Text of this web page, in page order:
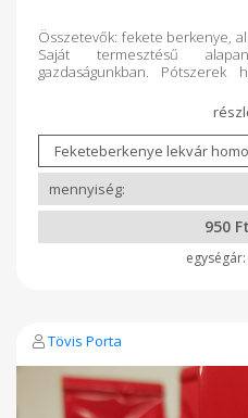
Összetevők: fekete berkenye,
Saját termesztésű
gazdaságunkban. Pótszerek
950
Tövis Porta